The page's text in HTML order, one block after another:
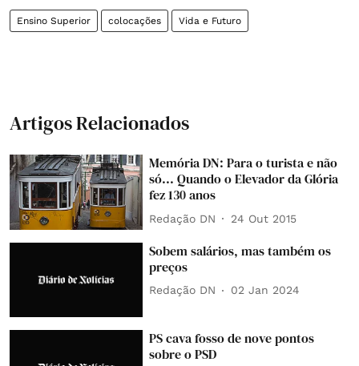
Ensino Superior colocações Vida e Futuro
Artigos Relacionados
Memória DN: Para o turista e não
só... Quando o Elevador da Glória
fez 130 anos
Redação DN 24 Out 2015
Sobem salários, mas também os
preços
Redação DN 02 Jan 2024
PS cava fosso de nove pontos
sobre o PSD